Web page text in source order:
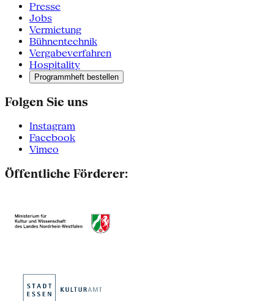
Presse
Jobs
Vermietung
Bühnentechnik
Vergabeverfahren
Hospitality
Programmheft bestellen
Folgen Sie uns
Instagram
Facebook
Vimeo
Öffentliche Förderer: